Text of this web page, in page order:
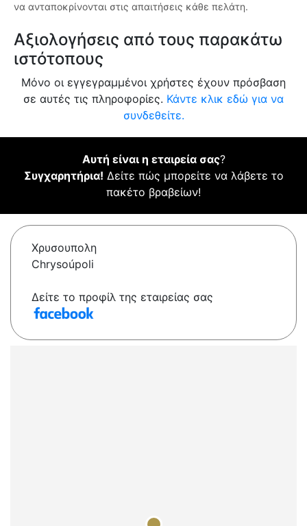
να ανταποκρίνονται στις απαιτήσεις κάθε πελάτη.
Αξιολογήσεις από τους παρακάτω
ιστότοπους
Μόνο οι εγγεγραμμένοι χρήστες έχουν πρόσβαση
σε αυτές τις πληροφορίες. Κάντε κλικ εδώ για να
συνδεθείτε.
Αυτή είναι η εταιρεία σας?
Συγχαρητήρια! Δείτε πώς μπορείτε να λάβετε το
πακέτο βραβείων!
Χρυσουπολη
Chrysoúpoli
Δείτε το προφίλ της εταιρείας σας